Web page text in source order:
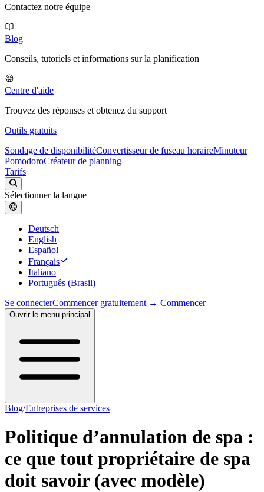
Contactez notre équipe
Blog
Conseils, tutoriels et informations sur la planification
Centre d'aide
Trouvez des réponses et obtenez du support
Outils gratuits
Sondage de disponibilitéConvertisseur de fuseau horaireMinuteur
PomodoroCréateur de planning
Tarifs
Sélectionner la langue
Deutsch
English
Español
Français
Italiano
Português (Brasil)
Se connecterCommencer gratuitement → Commencer
Ouvrir le menu principal
Blog/Entreprises de services
Politique d’annulation de spa :
ce que tout propriétaire de spa
doit savoir (avec modèle)